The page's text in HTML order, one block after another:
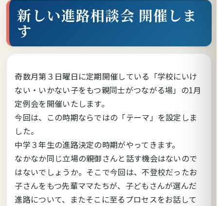
新しい進路相談会 開催しま
す
奇数月第３日曜日に定期開催している「学校にいけ
ない・いかない子をもつ親同士がつながる場」の1月
定例会を開催いたします。
今回は、この時期ならではの「テーマ」を設定しま
した。
中学３年生の進路決定の時期がやってきます。
なかなか同じ立場の親御さんと話す機会はないので
はないでしょうか。そこで今回は、不登校だったお
子さんをもつ先輩ママたちが、子どもさんが選んだ
進路について、またそこに至るプロセスをお話して